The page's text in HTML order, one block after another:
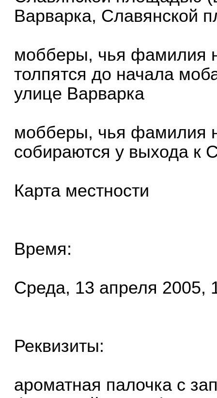
Варварка, Славянской
мобберы, чья фамилия
толпятся до начала
улице Варварка
мобберы, чья фамилия
собираются у выхода к
Карта местности
Время:
Среда, 13 апреля 2005,
Реквизиты:
ароматная палочка с